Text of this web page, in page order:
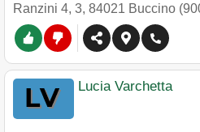
Ranzini 4, 3, 84021 Buccino
Lucia Varchetta